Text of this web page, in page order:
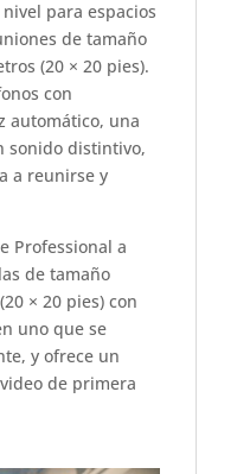
para espacios
de tamaño
(20 × 20 pies).
con
automático, una
sonido distintivo,
a reunirse y
Professional a
de tamaño
× 20 pies) con
uno que se
y ofrece un
de primera